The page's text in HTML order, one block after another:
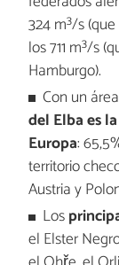
324 m³/s
los 711 m³/s
Hamburgo).
Con un
del Elba es
Europa:
territorio
Austria y
Los
el Elster